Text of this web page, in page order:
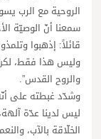
الروحية مع الرب
سمعنا أنّ الوصيّة
قائلاً: إذهبوا
وليس هذا فقط، لكن
والروح القدس”.
وشدّد غبطته على أنّه
ليس لدينا عدّة
الخلّاقة بالآب،